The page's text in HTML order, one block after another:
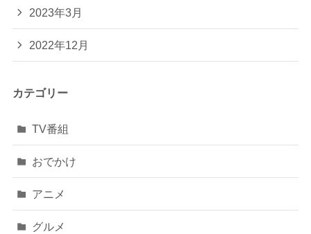
2023年3月
2022年12月
カテゴリー
TV番組
おでかけ
アニメ
グルメ